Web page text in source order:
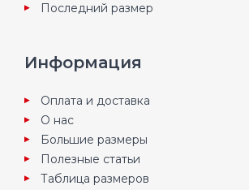
Последний размер
Информация
Оплата и доставка
О нас
Большие размеры
Полезные статьи
Таблица размеров